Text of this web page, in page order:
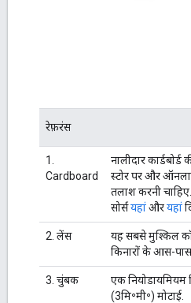
रेफ़रंस
1.
Cardboard
नालीदार
स्टोर पर और
तलाश करनी
सोर्सयहांऔरयहां
2. लेंस
यह सबसे मुश्किल
किनारों के आस-पास
3. चुंबक एक नियोडायमियम
(3मि॰मी॰) मोटाई.